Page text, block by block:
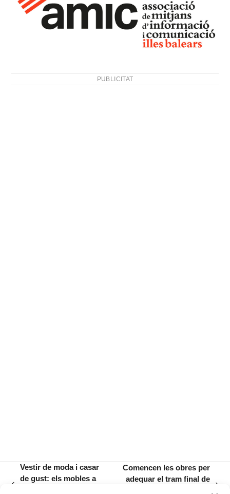
PUBLICITAT
Vestir de moda i casar
de gust: els mobles a
Comencen les obres per
adequar el tram final de